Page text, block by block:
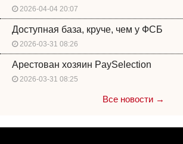
2026-04-04 20:07
Доступная база, круче, чем у ФСБ
2026-03-31 08:26
Арестован хозяин PaySelection
2026-03-31 08:25
Все новости →